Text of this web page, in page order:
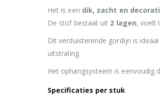
Het is een dik, zacht en
De stof bestaat uit 2 lagen, voelt
Dit verduisterende gordijn is
uitstraling.
Het ophangsysteem is eenvoudig
Specificaties per stuk